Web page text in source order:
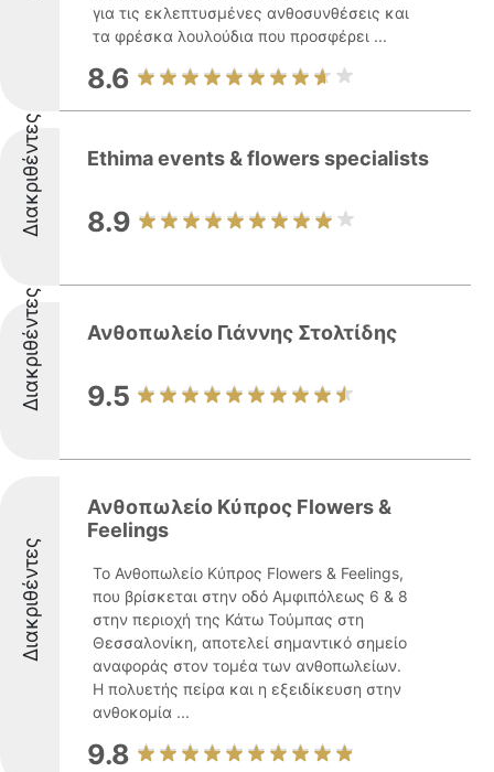
για τις εκλεπτυσμένες ανθοσυνθέσεις και
τα φρέσκα λουλούδια που προσφέρει ...
8.6
Διακριθέντες Ethima events & flowers specialists
8.9
Διακριθέντες Ανθοπωλείο Γιάννης Στολτίδης
9.5
Διακριθέντες
Ανθοπωλείο Κύπρος Flowers &
Feelings
Το Ανθοπωλείο Κύπρος Flowers & Feelings,
που βρίσκεται στην οδό Αμφιπόλεως 6 & 8
στην περιοχή της Κάτω Τούμπας στη
Θεσσαλονίκη, αποτελεί σημαντικό σημείο
αναφοράς στον τομέα των ανθοπωλείων.
Η πολυετής πείρα και η εξειδίκευση στην
ανθοκομία ...
9.8